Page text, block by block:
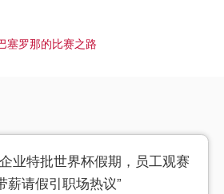
塞罗那的比赛之路
业特批世界杯假期，员工观赛
薪请假引职场热议”